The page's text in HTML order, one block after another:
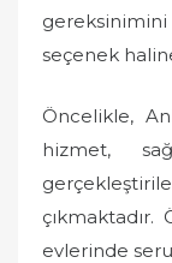
gereksinimini
seçenek
Öncelikle,
hizmet,
çıkmaktadır.
evlerinde